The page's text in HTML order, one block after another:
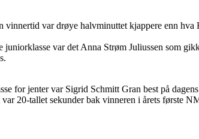
vinnertid var drøye halvminuttet kjappere enn hva
juniorklasse var det Anna Strøm Juliussen som
for jenter var Sigrid Schmitt Gran best på
var 20-tallet sekunder bak vinneren i årets første